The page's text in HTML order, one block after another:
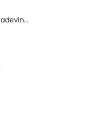
Geodezija u građevinarstvu